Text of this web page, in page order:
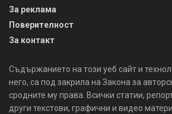
За реклама
Поверителност
За контакт
Съдържанието на този уеб сайт и
него, са под закрила на Закона за
сродните му права. Всички статии,
други текстови, графични и видео